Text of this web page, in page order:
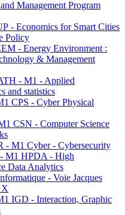
Management Program
- Economics for Smart Cities
Policy
- Energy Environment :
& Management
- M1 - Applied
and statistics
CPS - Cyber Physical
CSN - Computer Science
- M1 Cyber - Cybersecurity
M1 HPDA - High
Data Analytics
- Voie Jacques
X
IGD - Interaction, Graphic